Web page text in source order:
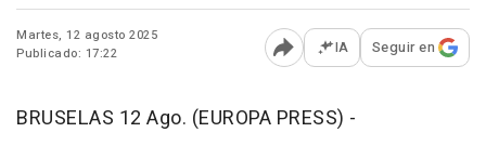
Martes, 12 agosto 2025
Publicado: 17:22
Abrir opciones para
IA Seguir en
BRUSELAS 12 Ago. (EUROPA PRESS) -